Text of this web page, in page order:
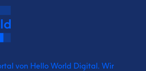
von Hello World Digital. Wir